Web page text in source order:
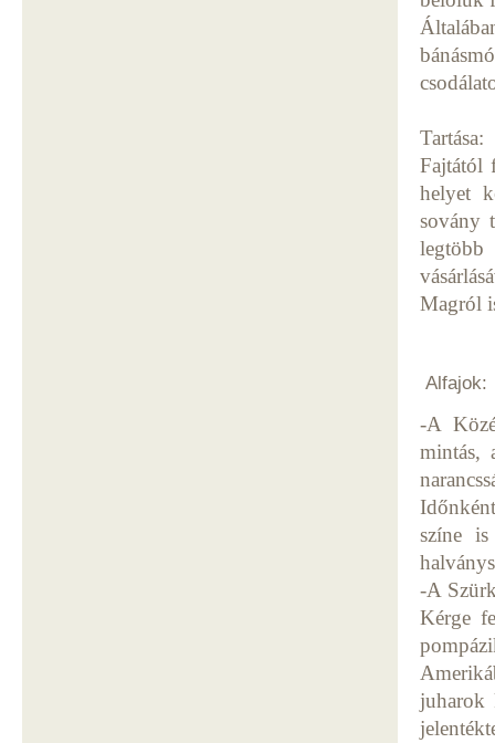
Tartása:
Fajtától
helyet
sovány
legtöbb
Magról
Alfajok:
-A
mintás,
színe
-A
Kérge
juharok